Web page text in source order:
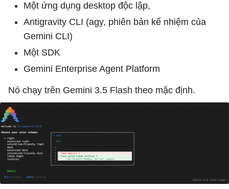
Một ứng dụng desktop độc lập,
Antigravity CLI (agy, phiên bản kế nhiệm của
Gemini CLI)
Một SDK
Gemini Enterprise Agent Platform
Nó chạy trên Gemini 3.5 Flash theo mặc định.